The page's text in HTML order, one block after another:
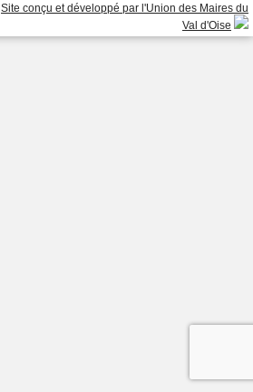
Site conçu et développé par l'Union des Maires du
Val d'Oise